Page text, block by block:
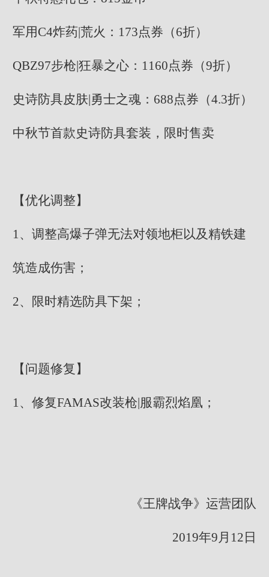
军用C4炸药|荒火：173点券（6折）
QBZ97步枪|狂暴之心：1160点券（9折）
史诗防具皮肤|勇士之魂：688点券（4.3折）
中秋节首款史诗防具套装，限时售卖
【优化调整】
1、调整高爆子弹无法对领地柜以及精铁建
筑造成伤害；
2、限时精选防具下架；
【问题修复】
1、修复FAMAS改装枪|服霸烈焰凰；
《王牌战争》运营团队
2019年9月12日